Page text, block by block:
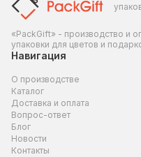
«PackGift» - производство и
упаковки для цветов и
Навигация
О производстве
Каталог
Доставка и оплата
Вопрос-ответ
Блог
Новости
Контакты